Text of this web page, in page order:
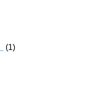
(1)